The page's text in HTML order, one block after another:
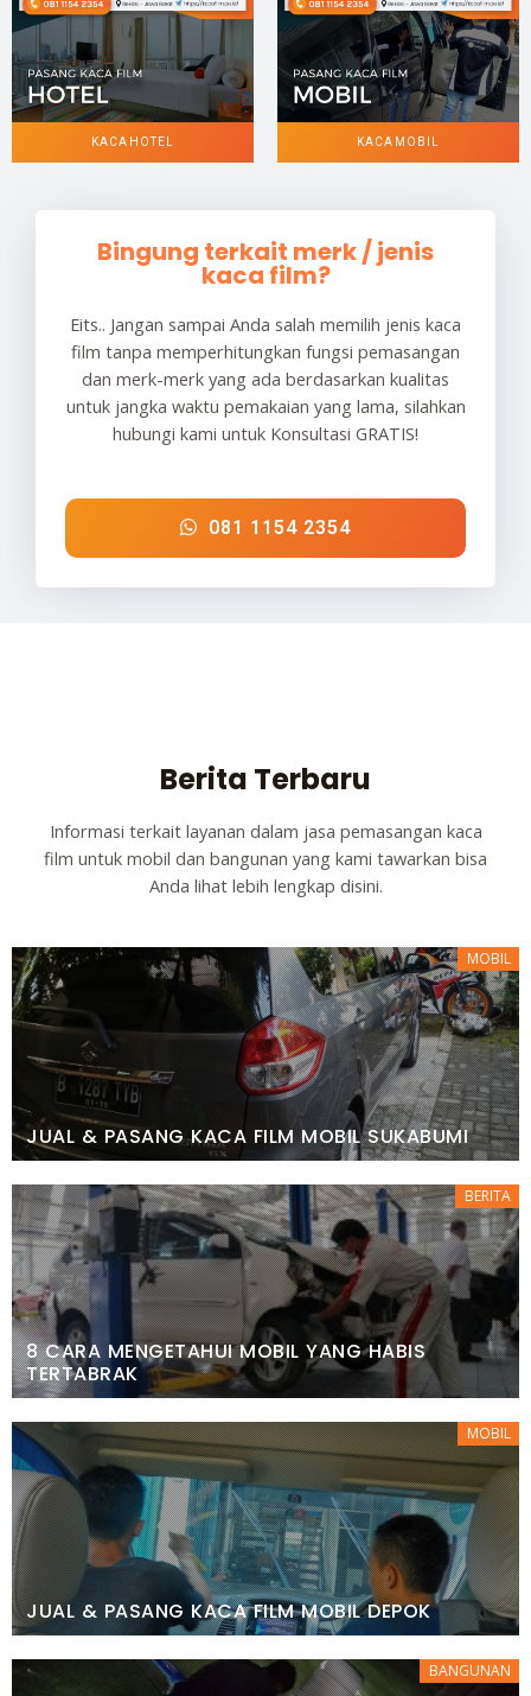
KACA HOTEL KACA MOBIL
Bingung terkait merk / jenis
kaca film?
Eits.. Jangan sampai Anda salah memilih jenis kaca
film tanpa memperhitungkan fungsi pemasangan
dan merk-merk yang ada berdasarkan kualitas
untuk jangka waktu pemakaian yang lama, silahkan
hubungi kami untuk Konsultasi GRATIS!
081 1154 2354
Berita Terbaru
Informasi terkait layanan dalam jasa pemasangan kaca
film untuk mobil dan bangunan yang kami tawarkan bisa
Anda lihat lebih lengkap disini.
MOBIL
JUAL & PASANG KACA FILM MOBIL SUKABUMI
BERITA
8 CARA MENGETAHUI MOBIL YANG HABIS
TERTABRAK
MOBIL
JUAL & PASANG KACA FILM MOBIL DEPOK
BANGUNAN